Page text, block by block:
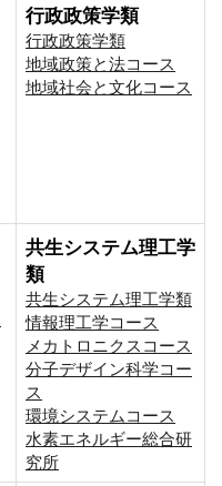
行政政策学類
行政政策学類
地域政策と法コース
地域社会と文化コース
共生システム理工学
類
共生システム理工学類
情報理工学コース
メカトロニクスコース
分子デザイン科学コー
ス
環境システムコース
⽔素エネルギー総合研
究所